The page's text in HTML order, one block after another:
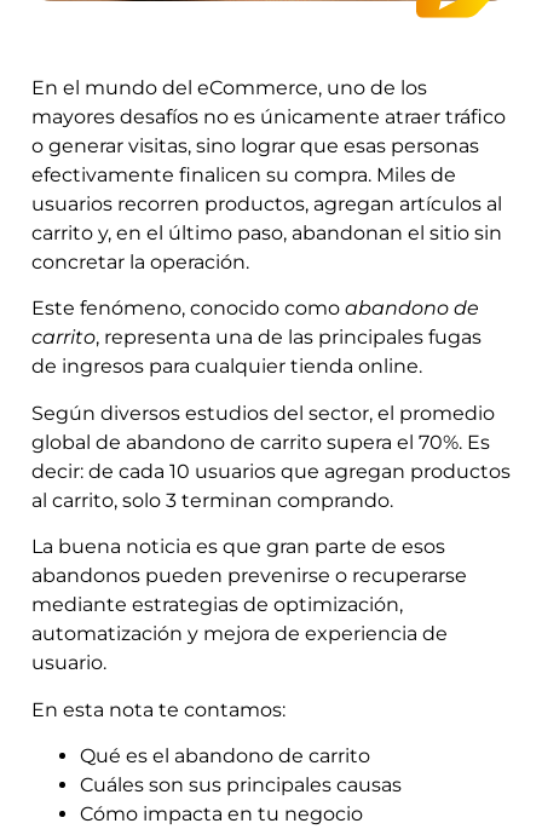
En el mundo del eCommerce, uno de los
mayores desafíos no es únicamente atraer tráfico
o generar visitas, sino lograr que esas personas
efectivamente finalicen su compra. Miles de
usuarios recorren productos, agregan artículos al
carrito y, en el último paso, abandonan el sitio sin
concretar la operación.
Este fenómeno, conocido como abandono de
carrito, representa una de las principales fugas
de ingresos para cualquier tienda online.
Según diversos estudios del sector, el promedio
global de abandono de carrito supera el 70%. Es
decir: de cada 10 usuarios que agregan productos
al carrito, solo 3 terminan comprando.
La buena noticia es que gran parte de esos
abandonos pueden prevenirse o recuperarse
mediante estrategias de optimización,
automatización y mejora de experiencia de
usuario.
En esta nota te contamos:
Qué es el abandono de carrito
Cuáles son sus principales causas
Cómo impacta en tu negocio